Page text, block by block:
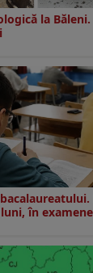
la
în examene